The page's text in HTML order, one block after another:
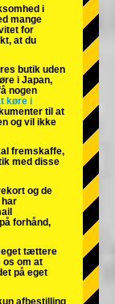
Tokyo Bay
Osaka
i
mange
for
at du
butik uden
i Japan,
nogen
køre i
til at
og vil ikke
fremskaffe,
med disse
og de
har
forhånd,
tættere
os om at
på eget
afbestilling